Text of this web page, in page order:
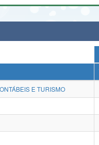
Advocacia-Geral da União
E TURISMO